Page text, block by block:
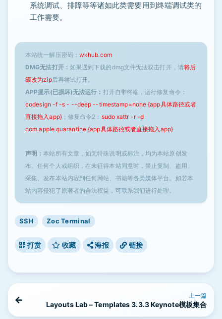
系统调试、排障等等诸如此类需要用到终端调试类的
工作需要。
本站统一解压密码： wkhub.com
DMG无法打开： 如果遇到下载的dmg文件无法双击打开，请将后
缀改为zip后再尝试打开。
APP提示(已损坏)无法运行： 打开自带终端，运行修复命令：
codesign -f -s - --deep --timestamp=none {app具体路径或者
直接拖入app}；修复命令2： sudo xattr -r -d
com.apple.quarantine {app具体路径或者直接拖入app}
声明：本站所有文章，如无特殊说明或标注，均为本站原创发
布。任何个人或组织，在未征得本站同意时，禁止复制、盗用、
采集、发布本站内容到任何网站、书籍等各类媒体平台。如若本
站内容侵犯了原著者的合法权益，可联系我们进行处理。
SSH Zoc Terminal
打赏 收藏 海报 链接
上一篇
Layouts Lab – Templates 3.3.3 Keynote模板集合